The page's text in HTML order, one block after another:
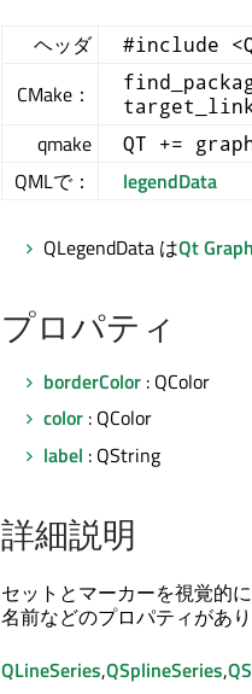
ヘッダ #include
CMake：
qmake QT +=
QMLで： legendData
QLegendData はQt
プロパティ
borderColor : QColor
color : QColor
label : QString
詳細説明
セットとマーカーを視覚的
名前などのプロパティがあり
QLineSeries,QSplineSeries,